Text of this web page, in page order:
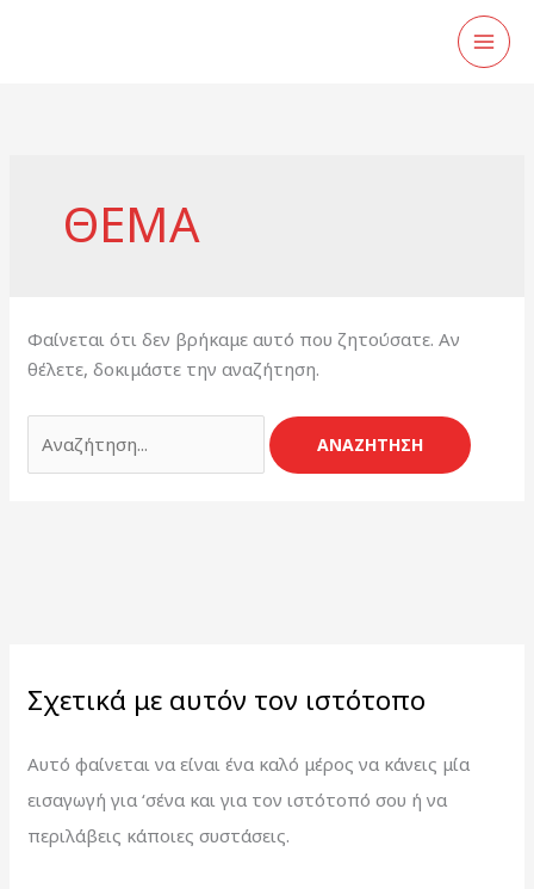
ΘΕΜΑ
Φαίνεται ότι δεν βρήκαμε αυτό που ζητούσατε. Αν
θέλετε, δοκιμάστε την αναζήτηση.
Σχετικά με αυτόν τον ιστότοπο
Αυτό φαίνεται να είναι ένα καλό μέρος να κάνεις μία
εισαγωγή για ‘σένα και για τον ιστότοπό σου ή να
περιλάβεις κάποιες συστάσεις.